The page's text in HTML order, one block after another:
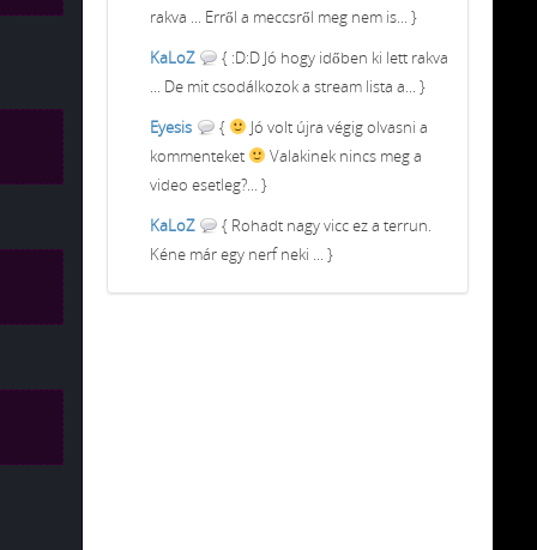
rakva ... Erről a meccsről meg nem is... }
KaLoZ
{ :D:D Jó hogy időben ki lett rakva
... De mit csodálkozok a stream lista a... }
Eyesis
{
Jó volt újra végig olvasni a
kommenteket
Valakinek nincs meg a
video esetleg?... }
KaLoZ
{ Rohadt nagy vicc ez a terrun.
Kéne már egy nerf neki ... }